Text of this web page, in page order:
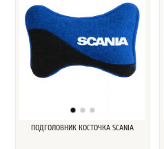
ПОДГОЛОВНИК КОСТОЧКА SCANIA